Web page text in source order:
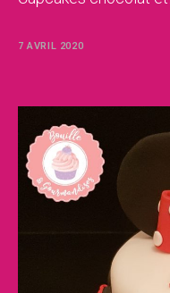
7 AVRIL 2020